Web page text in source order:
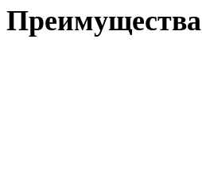
Преимущества